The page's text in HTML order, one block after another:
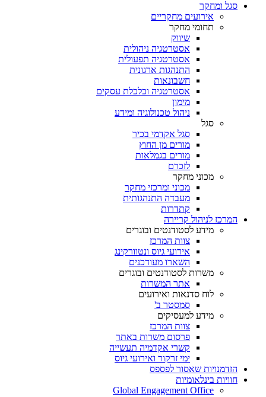
סגל ומחקר
אירועים מחקריים
תחומי מחקר
שיווק
אסטרטגיה ניהולית
אסטרטגיה תפעולית
התנהגות ארגונית
חשבונאות
אסטרטגיה וכלכלת עסקים
מימון
ניהול טכנולוגיה ומידע
סגל
סגל אקדמי בכיר
מורים מן החוץ
מורים בגמלאות
לזכרם
מכוני מחקר
מכוני ומרכזי מחקר
מעבדה התנהגותית
קתדרות
המרכז לניהול קריירה
מידע לסטודנטים ובוגרים
צוות המרכז
אירועי גיוס ונטוורקינג
השארו מעודכנים
משרות לסטודנטים ובוגרים
אתר המשרות
לוח סדנאות ואירועים
סמסטר ב'
מידע למעסיקים
צוות המרכז
פרסום משרות באתר
קשרי אקדמיה תעשייה
ימי זרקור ואירועי גיוס
הזדמנויות שאסור לפספס
חוויות בינלאומיות
Global Engagement Office